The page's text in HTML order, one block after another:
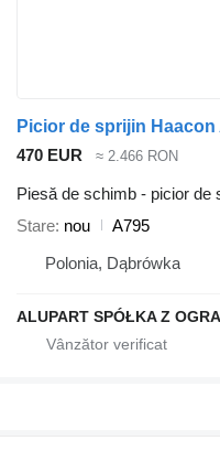
Picior de sprijin
470 EUR
≈ 2.466 RON
Piesă de schimb - picior de
Stare nou
A795
Polonia, Dąbrówka